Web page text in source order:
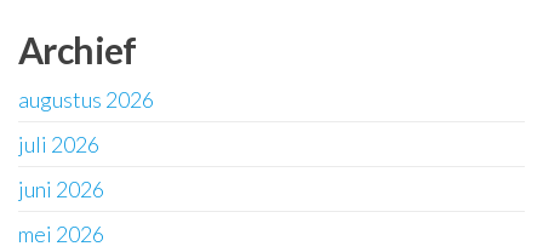
Archief
augustus 2026
juli 2026
juni 2026
mei 2026